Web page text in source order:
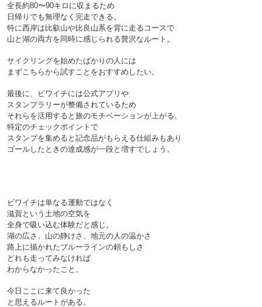
全長約80〜90キロに収まるため
日帰りでも無理なく完走できる。
特に西岸は比叡山や比良山系を背に走るコースで
山と湖の両方を同時に感じられる贅沢なルート。
サイクリングを始めたばかりの人には
まずこちらから試すことをおすすめしたい。
最後に、ビワイチには公式アプリや
スタンプラリーが整備されているため
それらを活用すると旅のモチベーションが上がる。
特定のチェックポイントで
スタンプを集めると記念品がもらえる仕組みもあり
ゴールしたときの達成感が一段と増すでしょう。
ビワイチは単なる運動ではなく
滋賀という土地の空気を
全身で吸い込む体験だと感じ。
湖の広さ、山の静けさ、地元の人の温かさ
路上に描かれたブルーラインの頼もしさ
どれも走ってみなければ
わからなかったこと。
今日ここに来て良かった
と思えるルートがある。